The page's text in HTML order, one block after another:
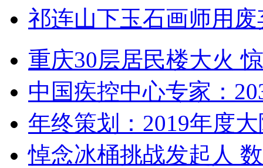
祁连山下玉石画师用
重庆30层居民楼大火
中国疾控中心专家：
年终策划：2019年度
悼念冰桶挑战发起人